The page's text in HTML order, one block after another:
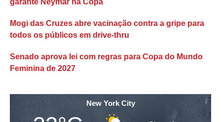
garante Neymar na Copa
Mogi das Cruzes abre vacinação contra a gripe para
todos os públicos em drive-thru
Senado aprova lei com regras para Copa do Mundo
Feminina de 2027
New York City